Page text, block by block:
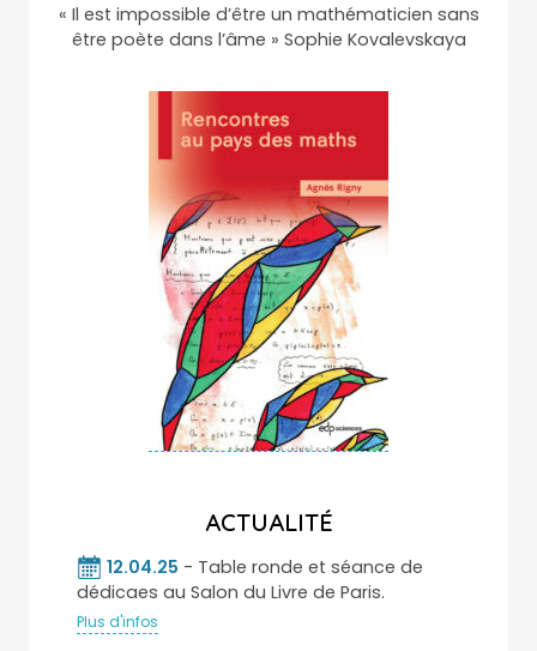
« Il est impossible d’être un mathématicien sans
être poète dans l’âme » Sophie Kovalevskaya
ACTUALITÉ
12.04.25 - Table ronde et séance de
dédicaes au Salon du Livre de Paris.
Plus d'infos